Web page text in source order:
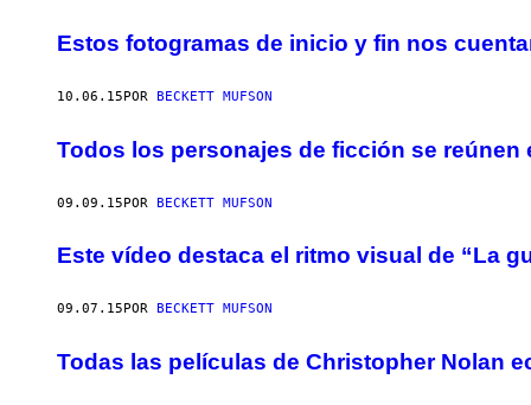
Estos fotogramas de inicio y fin nos
10.06.15 POR BECKETT MUFSON
Todos los personajes de ficción se reúnen
09.09.15POR BECKETT MUFSON
Este vídeo destaca el ritmo visual de “La
09.07.15 POR BECKETT MUFSON
Todas las películas de Christopher Nolan